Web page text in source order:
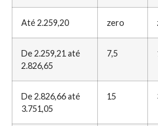
Até 2.259,20 zero
De 2.259,21 até
2.826,65
7,5
De 2.826,66 até
3.751,05
15